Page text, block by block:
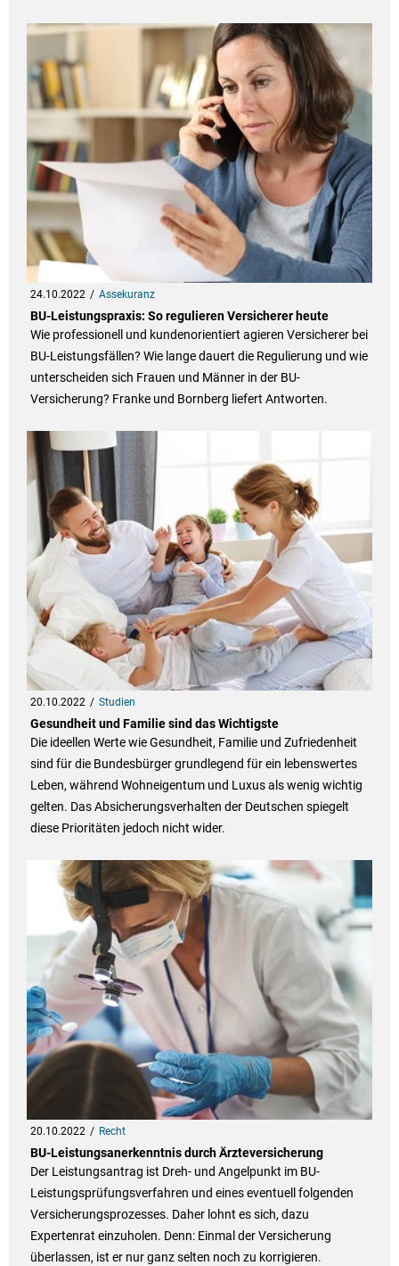
24.10.2022 Assekuranz
BU-Leistungspraxis: So regulieren Versicherer heute
Wie professionell und kundenorientiert agieren Versicherer bei
BU-Leistungsfällen? Wie lange dauert die Regulierung und wie
unterscheiden sich Frauen und Männer in der BU-
Versicherung? Franke und Bornberg liefert Antworten.
20.10.2022 Studien
Gesundheit und Familie sind das Wichtigste
Die ideellen Werte wie Gesundheit, Familie und Zufriedenheit
sind für die Bundesbürger grundlegend für ein lebenswertes
Leben, während Wohneigentum und Luxus als wenig wichtig
gelten. Das Absicherungsverhalten der Deutschen spiegelt
diese Prioritäten jedoch nicht wider.
20.10.2022 Recht
BU-Leistungsanerkenntnis durch Ärzteversicherung
Der Leistungsantrag ist Dreh- und Angelpunkt im BU-
Leistungsprüfungsverfahren und eines eventuell folgenden
Versicherungsprozesses. Daher lohnt es sich, dazu
Expertenrat einzuholen. Denn: Einmal der Versicherung
überlassen, ist er nur ganz selten noch zu korrigieren.